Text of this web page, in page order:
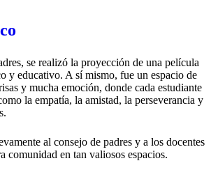
se realizó la proyección de una película
y educativo. A sí mismo, fue un espacio de
y mucha emoción, donde cada estudiante
la empatía, la amistad, la perseverancia y
al consejo de padres y a los docentes
comunidad en tan valiosos espacios.